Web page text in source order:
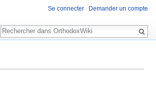
Se connecter Demander un compte
Rechercher